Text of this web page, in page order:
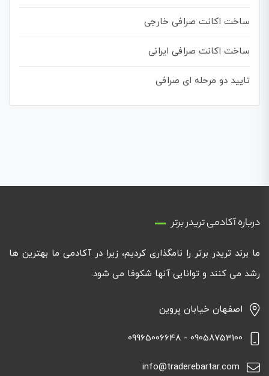
ساخت اکانت صرافی خارجی
ساخت اکانت صرافی ایرانی
تایید دو مرحله ای صرافی
درباره آکادمی تریدر برتر
ما برند تریدر برتر را نامگذاری کردیم، زیرا در آکادمی ما بهترین ها
رشد می کنند و توانایی آنها شکوفا می شود.
اصفهان خیابان پروین
09058753100 - 09965006648
info@traderebartar.com